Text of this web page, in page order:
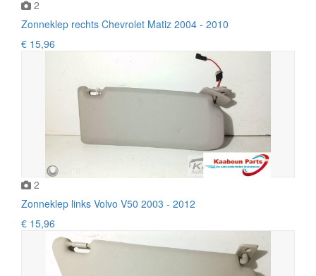
2
Zonneklep rechts Chevrolet Matiz 2004 - 2010
€ 15,96
2
Zonneklep links Volvo V50 2003 - 2012
€ 15,96